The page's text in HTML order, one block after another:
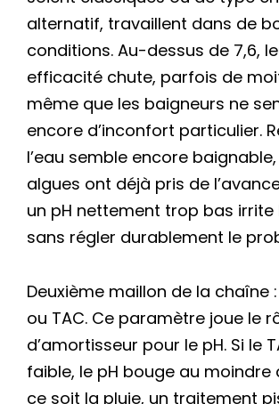
alternatif, travaillent dans de
conditions. Au-dessus de 7,6,
efficacité chute, parfois de
même que les baigneurs ne
encore d’inconfort particulier.
l’eau semble encore
algues ont déjà pris de
un pH nettement trop bas irrite
sans régler durablement le
Deuxième maillon de la chaîne :
ou TAC. Ce paramètre joue le
d’amortisseur pour le pH. Si le
faible, le pH bouge au moindre
ce soit la pluie, un traitement